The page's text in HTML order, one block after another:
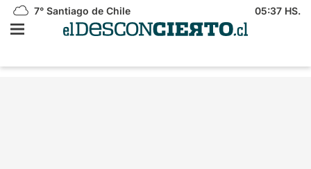
7° Santiago de Chile 05:37 HS.